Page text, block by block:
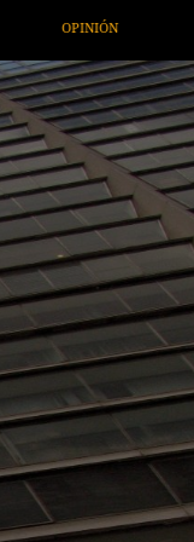
ARTE / ENTRETENIMIENTO